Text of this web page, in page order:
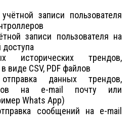
записи пользователя
записи пользователя на
доступа
исторических трендов,
виде CSV, PDF файлов
отправка данных трендов,
на e-mail почту или
Whats App)
сообщений на e-mail